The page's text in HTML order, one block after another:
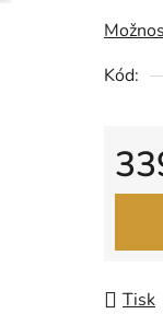
z
5
Kód:
Tisk